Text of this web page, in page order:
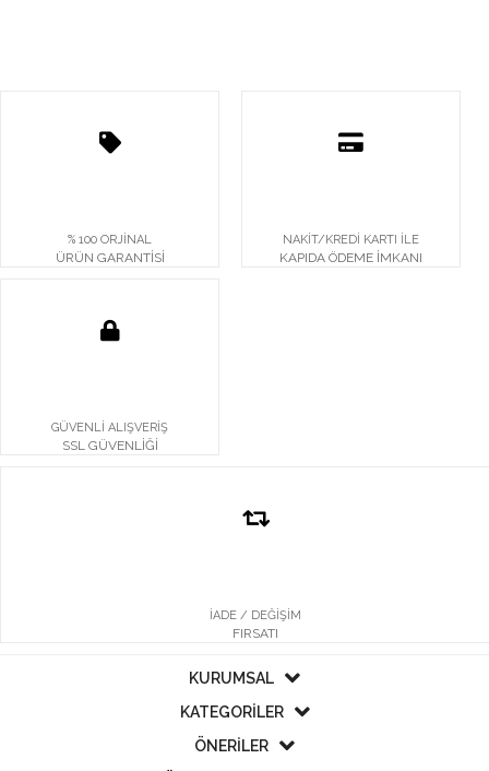
% 100 ORJİNAL
ÜRÜN GARANTİSİ
NAKİT/KREDİ KARTI İLE
KAPIDA ÖDEME İMKANI
GÜVENLİ ALIŞVERİŞ
SSL GÜVENLİĞİ
İADE / DEĞİŞİM
FIRSATI
KURUMSAL
KATEGORİLER
ÖNERİLER